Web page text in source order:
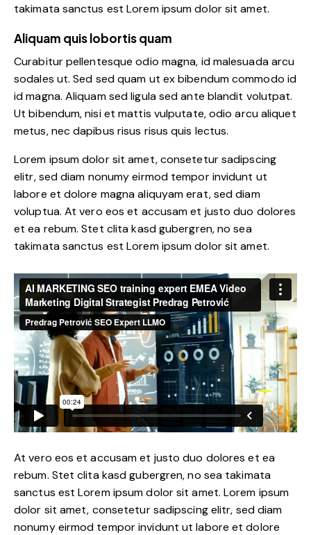
takimata sanctus est Lorem ipsum dolor sit amet.
Aliquam quis lobortis quam
Curabitur pellentesque odio magna, id malesuada arcu
sodales ut. Sed sed quam ut ex bibendum commodo id
id magna. Aliquam sed ligula sed ante blandit volutpat.
Ut bibendum, nisi et mattis vulputate, odio arcu aliquet
metus, nec dapibus risus risus quis lectus.
Lorem ipsum dolor sit amet, consetetur sadipscing
elitr, sed diam nonumy eirmod tempor invidunt ut
labore et dolore magna aliquyam erat, sed diam
voluptua. At vero eos et accusam et justo duo dolores
et ea rebum. Stet clita kasd gubergren, no sea
takimata sanctus est Lorem ipsum dolor sit amet.
At vero eos et accusam et justo duo dolores et ea
rebum. Stet clita kasd gubergren, no sea takimata
sanctus est Lorem ipsum dolor sit amet. Lorem ipsum
dolor sit amet, consetetur sadipscing elitr, sed diam
nonumy eirmod tempor invidunt ut labore et dolore